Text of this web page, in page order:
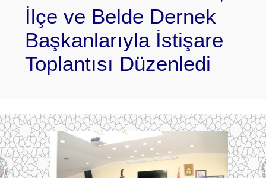
İlçe ve Belde Dernek
Başkanlarıyla İstişare
Toplantısı Düzenledi